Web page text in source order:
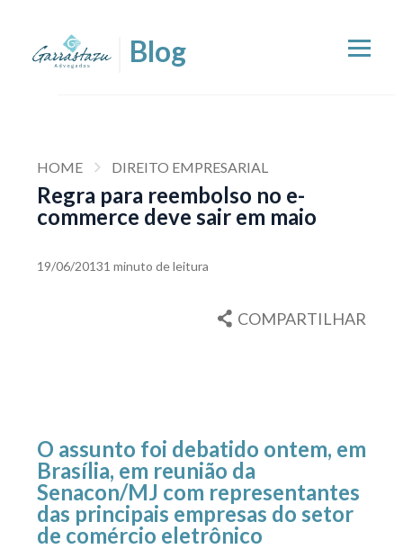
HOME DIREITO EMPRESARIAL
Regra para reembolso no e-
commerce deve sair em maio
19/06/20131 minuto de leitura
COMPARTILHAR
O assunto foi debatido ontem, em
Brasília, em reunião da
Senacon/MJ com representantes
das principais empresas do setor
de comércio eletrônico